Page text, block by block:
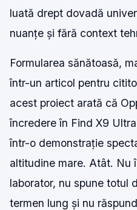
luată drept dovadă
nuanțe și fără context
Formularea sănătoasă,
într-un articol pentru
acest proiect arată că
încredere în Find X9
într-o demonstrație
altitudine mare. Atât. Nu
laborator, nu spune totul
termen lung și nu